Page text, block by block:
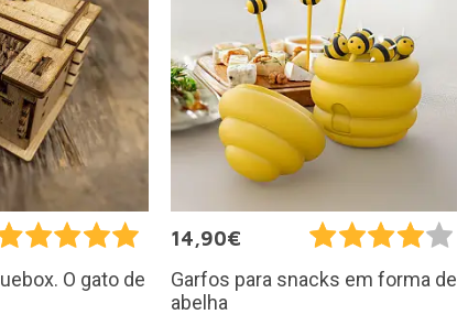
O gato de
14,90€
Garfos para snacks em forma de
abelha